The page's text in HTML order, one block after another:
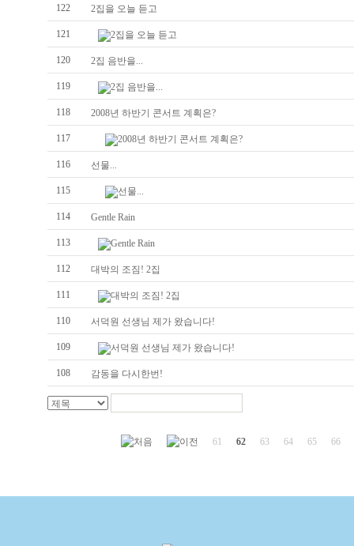
122 2집을 오늘 듣고
121 2집을 오늘 듣고
120 2집 음반을...
119 2집 음반을...
118 2008년 하반기 콘서트 계획은?
117 2008년 하반기 콘서트 계획은?
116 선물...
115 선물...
114 Gentle Rain
113 Gentle Rain
112 대박의 조짐! 2집
111 대박의 조짐! 2집
110 서덕원 선생님 제가 왔습니다!
109 서덕원 선생님 제가 왔습니다!
108 감동을 다시한번!
61 62 63 64 65 66